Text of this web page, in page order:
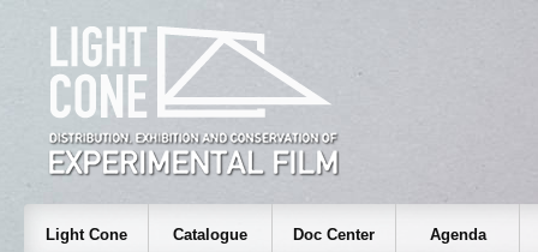
Light Cone Catalogue Doc Center Agenda